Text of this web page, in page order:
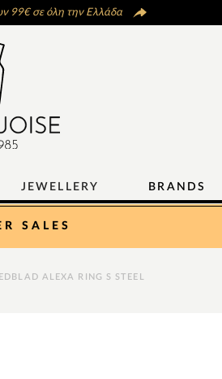
99€ σε όλη την Ελλάδα
JEWELLERY BRANDS
SALES
ALEXA RING S STEEL